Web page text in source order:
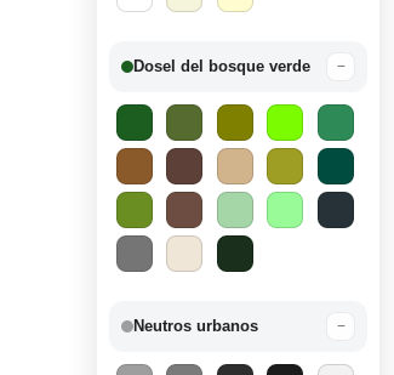
Dosel del bosque verde −
Neutros urbanos −